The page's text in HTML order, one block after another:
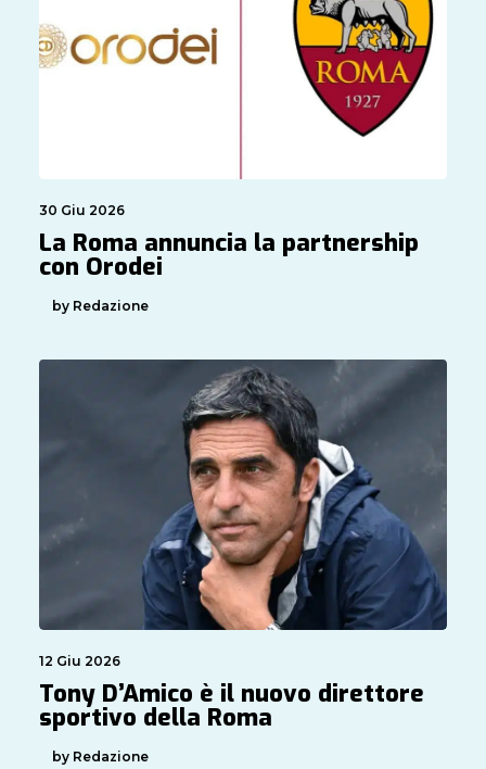
30 Giu 2026
La Roma annuncia la partnership
con Orodei
by Redazione
12 Giu 2026
Tony D’Amico è il nuovo direttore
sportivo della Roma
by Redazione